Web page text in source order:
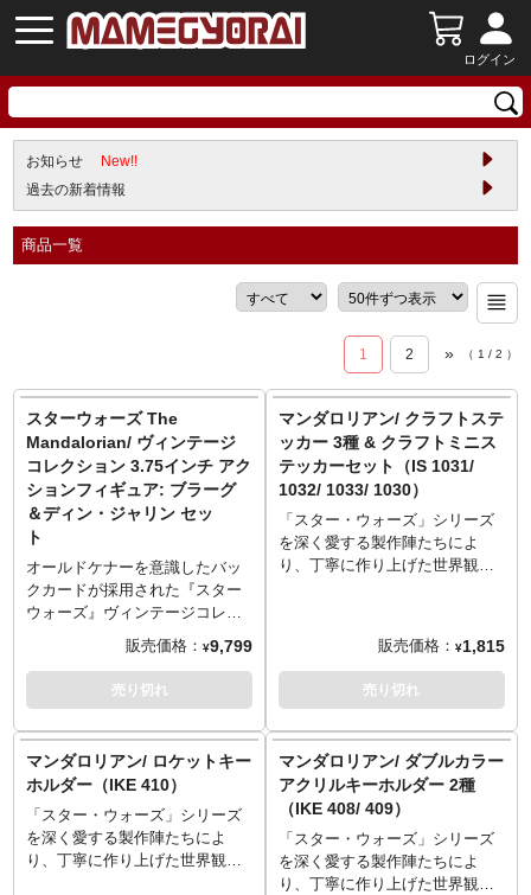
ログイン
お知らせ
New!!
過去の新着情報
商品一覧
1 2 » （ 1 / 2 ）
スターウォーズ The
Mandalorian/ ヴィンテージ
コレクション 3.75インチ アク
ションフィギュア: ブラーグ
＆ディン・ジャリン セッ
ト
オールドケナーを意識したバッ
クカードが採用された『スター
ウォーズ』ヴィンテージコレク
ションの3.75インチフィギュ
ア。Disney+配信の人気ドラマ
『The Mandalorian』から、「マ
ンドー」ディン・ジャリンと、
ャリンにはブラスター・ライフ
ルとブラスター・ピストルが付
属。セットとなっているブラー
グは同じ全高約10センチながら
も、圧倒的なボリュームを誇り
販売価格： ¥9,799
売り切れ
マンダロリアン/ クラフトステ
ッカー 3種 & クラフトミニス
テッカーセット（IS 1031/
1032/ 1033/ 1030）
「スター・ウォーズ」シリーズ
を深く愛する製作陣たちによ
り、丁寧に作り上げた世界観と
ン』から実用性の高いグッズが
続々と登場！こちらは、クラフ
ト素材でヴィンテージ風の雰囲
ーセット。
販売価格： ¥1,815
売り切れ
マンダロリアン/ ロケットキー
ホルダー（IKE 410）
「スター・ウォーズ」シリーズ
を深く愛する製作陣たちによ
り、丁寧に作り上げた世界観と
マンダロリアン/ ダブルカラー
アクリルキーホルダー 2種
（IKE 408/ 409）
「スター・ウォーズ」シリーズ
を深く愛する製作陣たちによ
り、丁寧に作り上げた世界観と